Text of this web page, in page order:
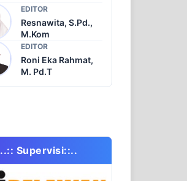
EDITOR
Resnawita, S.Pd.,
M.Kom
EDITOR
Roni Eka Rahmat,
M. Pd.T
..:: Supervisi::..